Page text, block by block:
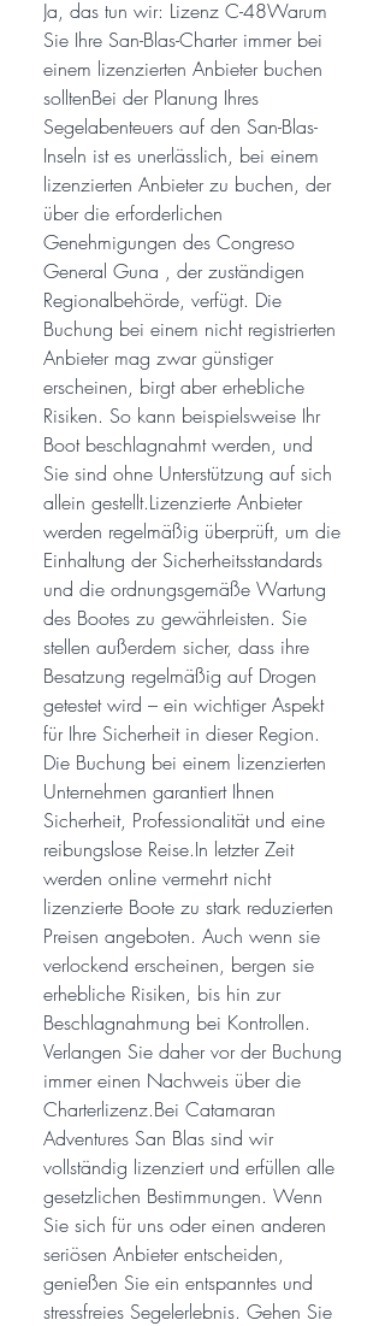
Ja, das tun wir: Lizenz C-48Warum
Sie Ihre San-Blas-Charter immer bei
einem lizenzierten Anbieter buchen
solltenBei der Planung Ihres
Segelabenteuers auf den San-Blas-
Inseln ist es unerlässlich, bei einem
lizenzierten Anbieter zu buchen, der
über die erforderlichen
Genehmigungen des Congreso
General Guna , der zuständigen
Regionalbehörde, verfügt. Die
Buchung bei einem nicht registrierten
Anbieter mag zwar günstiger
erscheinen, birgt aber erhebliche
Risiken. So kann beispielsweise Ihr
Boot beschlagnahmt werden, und
Sie sind ohne Unterstützung auf sich
allein gestellt.Lizenzierte Anbieter
werden regelmäßig überprüft, um die
Einhaltung der Sicherheitsstandards
und die ordnungsgemäße Wartung
des Bootes zu gewährleisten. Sie
stellen außerdem sicher, dass ihre
Besatzung regelmäßig auf Drogen
getestet wird – ein wichtiger Aspekt
für Ihre Sicherheit in dieser Region.
Die Buchung bei einem lizenzierten
Unternehmen garantiert Ihnen
Sicherheit, Professionalität und eine
reibungslose Reise.In letzter Zeit
werden online vermehrt nicht
lizenzierte Boote zu stark reduzierten
Preisen angeboten. Auch wenn sie
verlockend erscheinen, bergen sie
erhebliche Risiken, bis hin zur
Beschlagnahmung bei Kontrollen.
Verlangen Sie daher vor der Buchung
immer einen Nachweis über die
Charterlizenz.Bei Catamaran
Adventures San Blas sind wir
vollständig lizenziert und erfüllen alle
gesetzlichen Bestimmungen. Wenn
Sie sich für uns oder einen anderen
seriösen Anbieter entscheiden,
genießen Sie ein entspanntes und
stressfreies Segelerlebnis. Gehen Sie